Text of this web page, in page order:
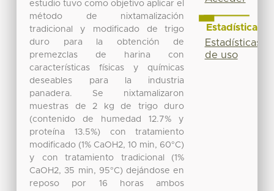
estudio tuvo como objetivo aplicar el
método de nixtamalización
tradicional y modificado de trigo
duro para la obtención de
premezclas de harina con
características físicas y químicas
deseables para la industria
panadera. Se nixtamalizaron
muestras de 2 kg de trigo duro
(contenido de humedad 12.7% y
proteína 13.5%) con tratamiento
modificado (1% CaOH2, 10 min, 60°C)
y con tratamiento tradicional (1%
CaOH2, 35 min, 95°C) dejándose en
reposo por 16 horas ambos
Estadísticas
Estadísticas
de uso